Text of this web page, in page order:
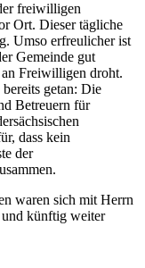
freiwilligen
Ort. Dieser tägliche
Umso erfreulicher ist
Gemeinde gut
Freiwilligen droht.
getan: Die
Betreuern für
dass kein
der
waren sich mit Herrn
und künftig weiter